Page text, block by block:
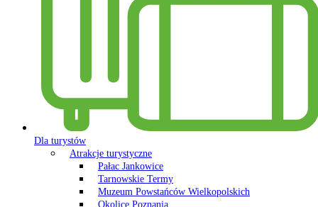
Dla turystów
Atrakcje turystyczne
Pałac Jankowice
Tarnowskie Termy
Muzeum Powstańców Wielkopolskich
Okolice Poznania